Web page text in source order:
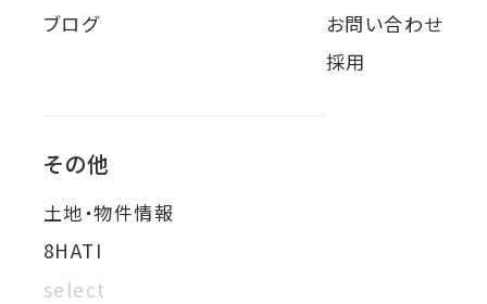
ブログ
お問い合わせ
採用
その他
土地・物件情報
8HATI
select